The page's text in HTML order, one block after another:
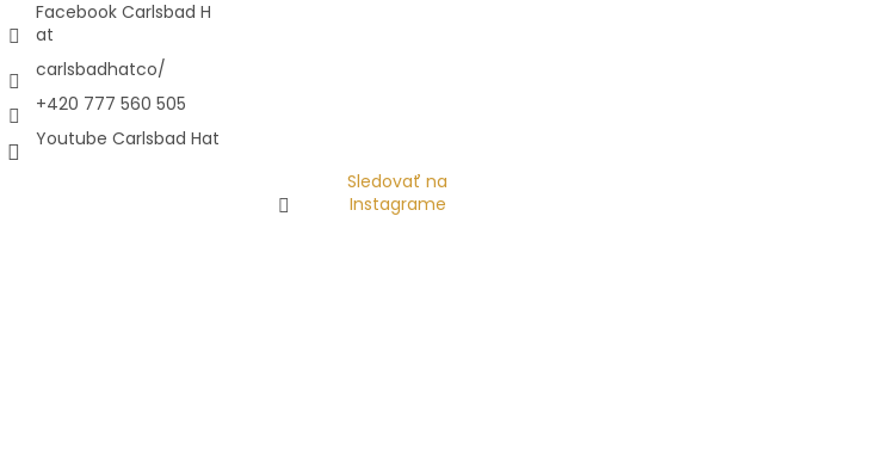
Facebook Carlsbad H
at
carlsbadhatco/
+420 777 560 505
Youtube Carlsbad Hat
Sledovať na
Instagrame